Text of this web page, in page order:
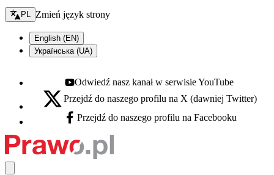
Zmień język - bieżący:
PL Zmień język strony
English (EN)
Українська (UA)
Youtube - otwiera się w nowej karcie
Odwiedź nasz kanał w serwisie YouTube
X - otwiera się w nowej karcie
Przejdź do naszego profilu na X (dawniej Twitter)
Facebook - otwiera się w nowej karcie
Przejdź do naszego profilu na Facebooku